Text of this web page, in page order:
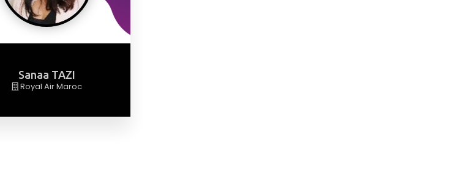
Sanaa TAZI
Royal Air Maroc